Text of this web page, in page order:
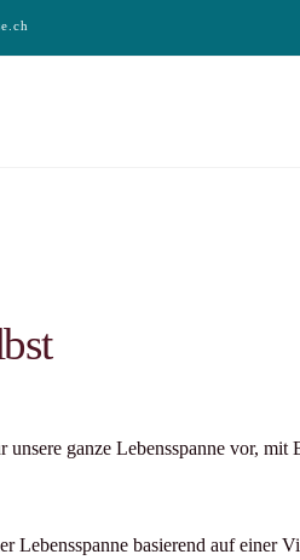
ganze Lebensspanne vor, mit
Lebensspanne basierend auf einer